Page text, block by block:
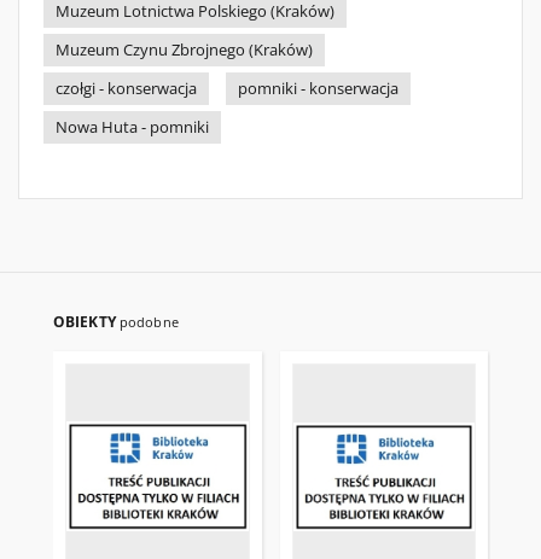
Muzeum Lotnictwa Polskiego (Kraków)
Muzeum Czynu Zbrojnego (Kraków)
czołgi - konserwacja
pomniki - konserwacja
Nowa Huta - pomniki
OBIEKTY podobne